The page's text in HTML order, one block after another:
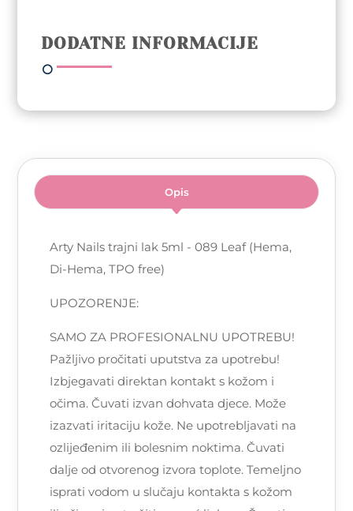
(Hema,
Di-
free)
DODATNE INFORMACIJE
Opis
Arty Nails trajni lak 5ml - 089 Leaf (Hema,
Di-Hema, TPO free)
UPOZORENJE:
SAMO ZA PROFESIONALNU UPOTREBU!
Pažljivo pročitati uputstva za upotrebu!
Izbjegavati direktan kontakt s kožom i
očima. Čuvati izvan dohvata djece. Može
izazvati iritaciju kože. Ne upotrebljavati na
ozlijeđenim ili bolesnim noktima. Čuvati
dalje od otvorenog izvora toplote. Temeljno
isprati vodom u slučaju kontakta s kožom